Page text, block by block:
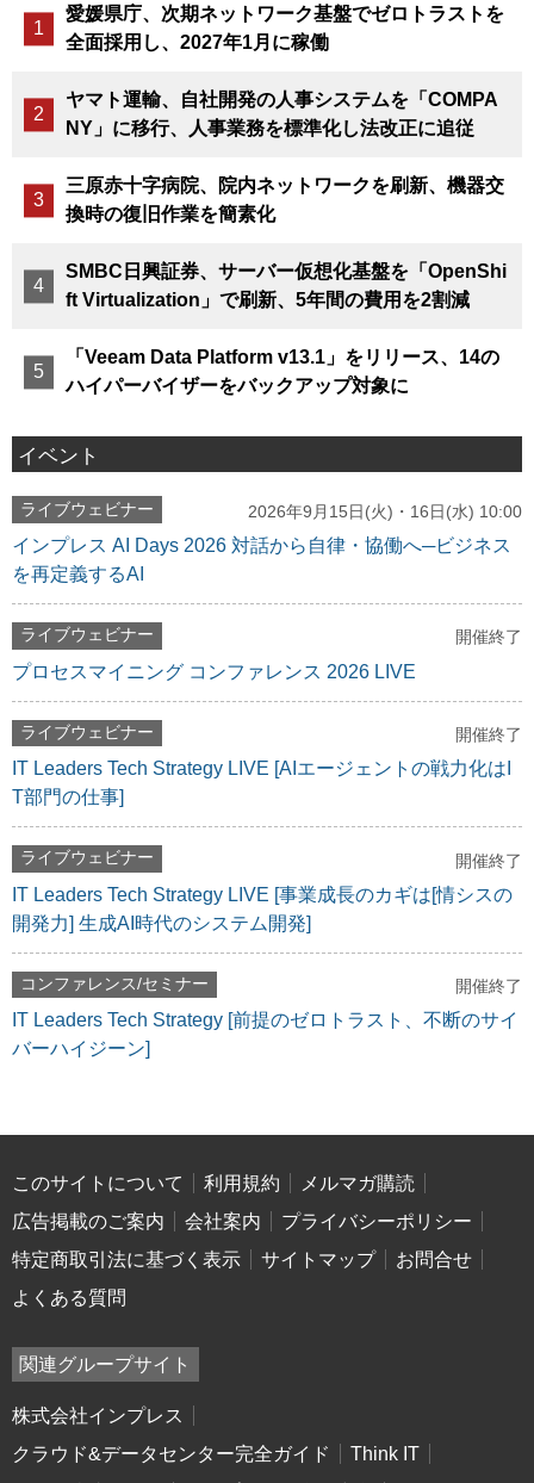
愛媛県庁、次期ネットワーク基盤でゼロトラストを
全面採用し、2027年1月に稼働
ヤマト運輸、自社開発の人事システムを「COMPA
NY」に移行、人事業務を標準化し法改正に追従
三原赤十字病院、院内ネットワークを刷新、機器交
換時の復旧作業を簡素化
SMBC日興証券、サーバー仮想化基盤を「OpenShi
ft Virtualization」で刷新、5年間の費用を2割減
「Veeam Data Platform v13.1」をリリース、14の
ハイパーバイザーをバックアップ対象に
イベント
ライブウェビナー 2026年9月15日(火)・16日(水) 10:00
インプレス AI Days 2026 対話から自律・協働へ─ビジネス
を再定義するAI
ライブウェビナー 開催終了
プロセスマイニング コンファレンス 2026 LIVE
ライブウェビナー 開催終了
IT Leaders Tech Strategy LIVE [AIエージェントの戦力化はI
T部門の仕事]
ライブウェビナー 開催終了
IT Leaders Tech Strategy LIVE [事業成長のカギは[情シスの
開発力] 生成AI時代のシステム開発]
コンファレンス/セミナー 開催終了
IT Leaders Tech Strategy [前提のゼロトラスト、不断のサイ
バーハイジーン]
このサイトについて 利用規約
メルマガ購読
広告掲載のご案内
会社案内
プライバシーポリシー
特定商取引法に基づく表示
サイトマップ
お問合せ
よくある質問
関連グループサイト
株式会社インプレス
クラウド&データセンター完全ガイド
Think IT